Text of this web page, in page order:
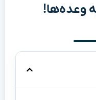
وعده‌ها!